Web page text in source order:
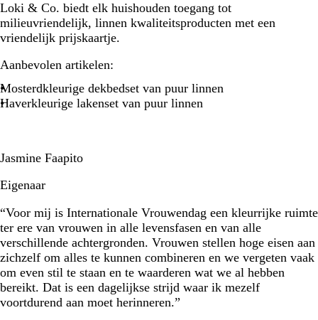
Loki & Co. biedt elk huishouden toegang tot
milieuvriendelijk, linnen kwaliteitsproducten met een
vriendelijk prijskaartje.
Aanbevolen artikelen:
Mosterdkleurige dekbedset van puur linnen
Haverkleurige lakenset van puur linnen
Jasmine Faapito
Eigenaar
“Voor mij is Internationale Vrouwendag een kleurrijke ruimte
ter ere van vrouwen in alle levensfasen en van alle
verschillende achtergronden. Vrouwen stellen hoge eisen aan
zichzelf om alles te kunnen combineren en we vergeten vaak
om even stil te staan en te waarderen wat we al hebben
bereikt. Dat is een dagelijkse strijd waar ik mezelf
voortdurend aan moet herinneren.”